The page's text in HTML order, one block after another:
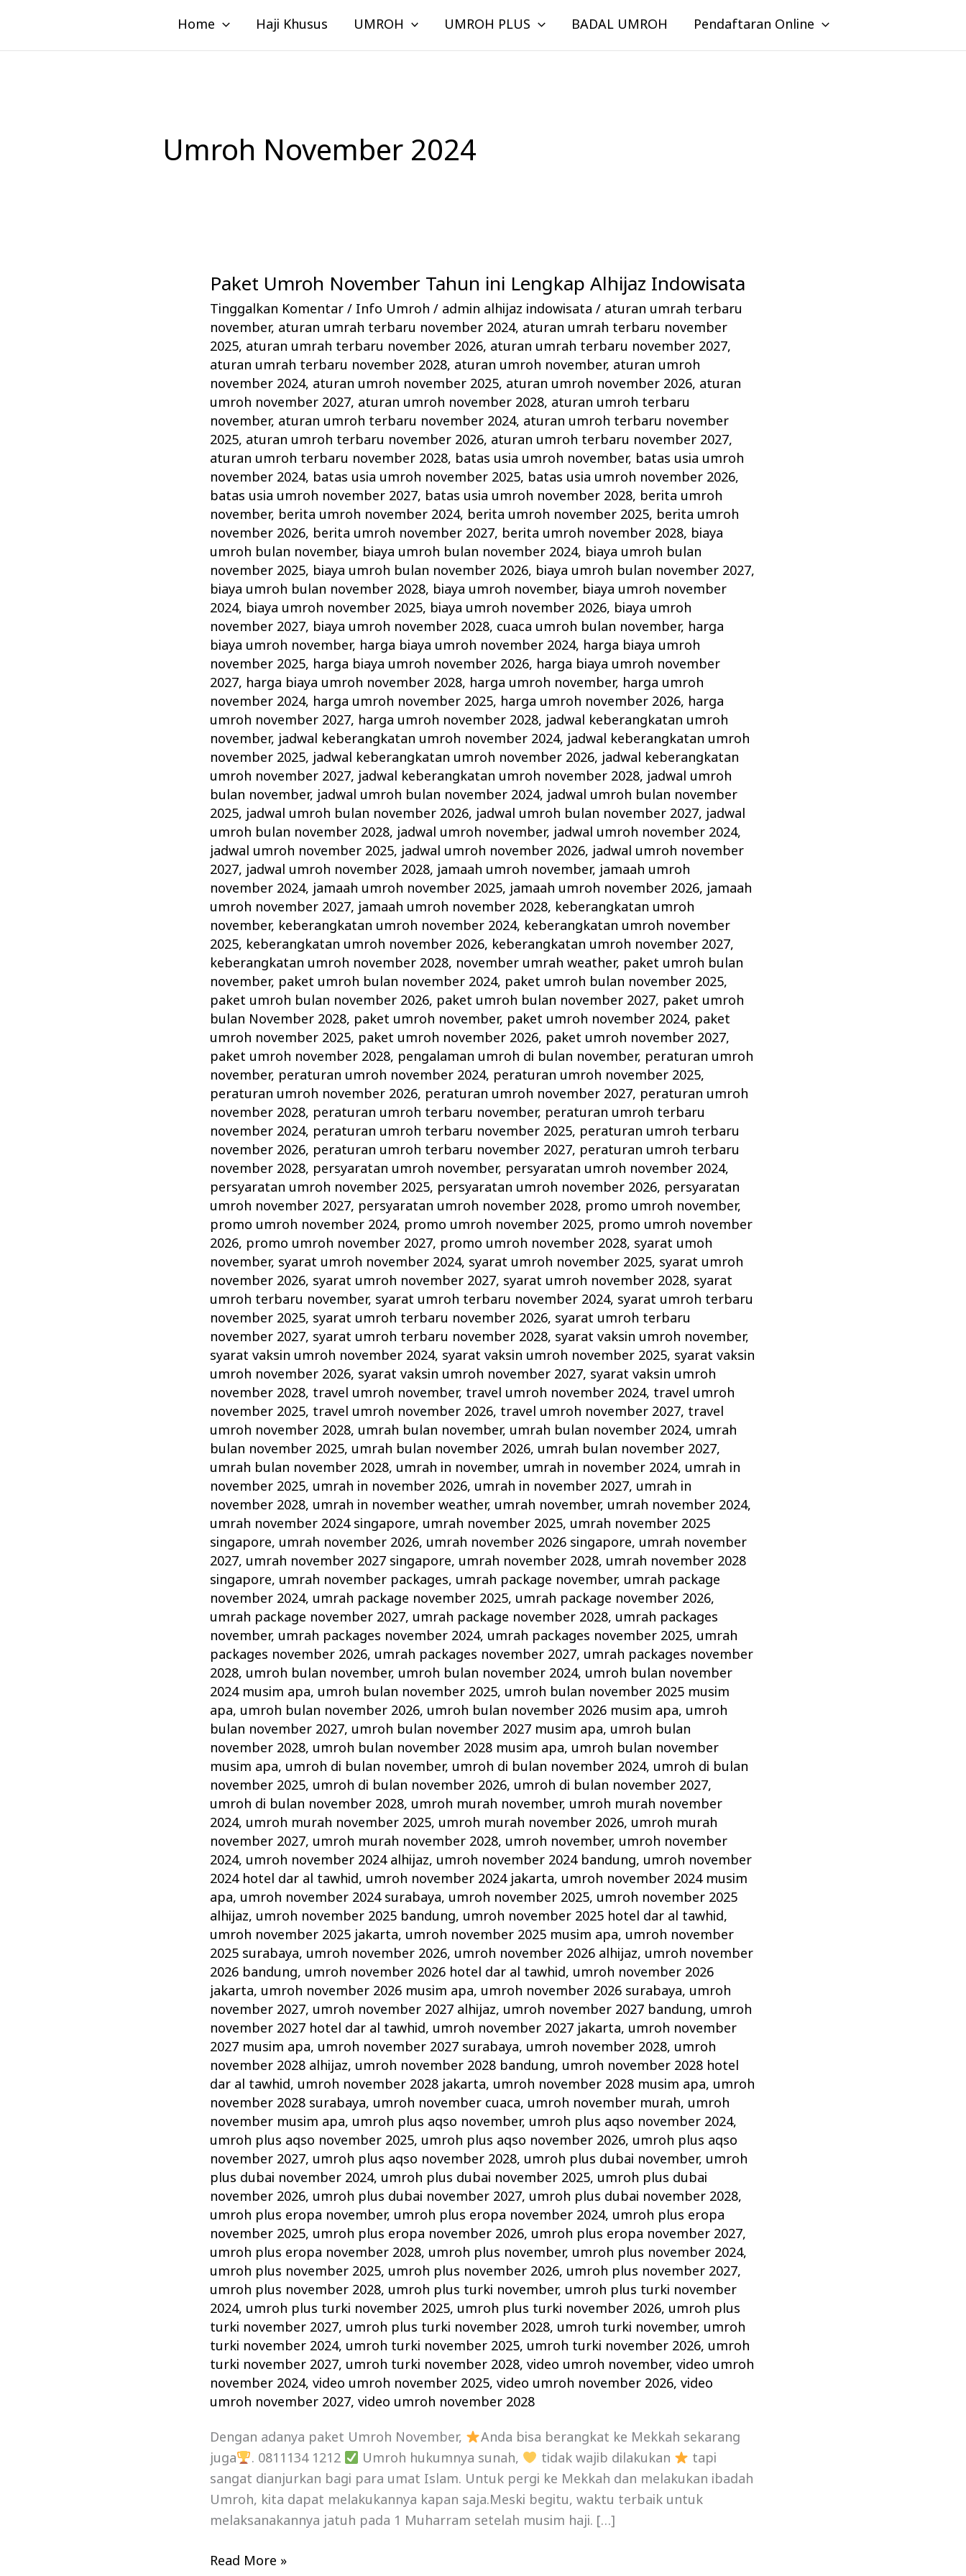
konten
Home Haji Khusus UMROH UMROH PLUS BADAL UMROH Pendaftaran Online
Umroh November 2024
Paket Umroh November Tahun ini Lengkap Alhijaz Indowisata
Tinggalkan Komentar / Info Umroh / admin alhijaz indowisata/ aturan umrah terbaru
november, aturan umrah terbaru november 2024, aturan umrah terbaru november
2025, aturan umrah terbaru november 2026, aturan umrah terbaru november 2027,
aturan umrah terbaru november 2028, aturan umroh november, aturan umroh
november 2024, aturan umroh november 2025, aturan umroh november 2026, aturan
umroh november 2027, aturan umroh november 2028, aturan umroh terbaru
november, aturan umroh terbaru november 2024, aturan umroh terbaru november
2025, aturan umroh terbaru november 2026, aturan umroh terbaru november 2027,
aturan umroh terbaru november 2028, batas usia umroh november, batas usia umroh
november 2024, batas usia umroh november 2025, batas usia umroh november 2026,
batas usia umroh november 2027, batas usia umroh november 2028, berita umroh
november, berita umroh november 2024, berita umroh november 2025, berita umroh
november 2026, berita umroh november 2027, berita umroh november 2028, biaya
umroh bulan november, biaya umroh bulan november 2024, biaya umroh bulan
november 2025, biaya umroh bulan november 2026, biaya umroh bulan november 2027,
biaya umroh bulan november 2028, biaya umroh november, biaya umroh november
2024, biaya umroh november 2025, biaya umroh november 2026, biaya umroh
november 2027, biaya umroh november 2028, cuaca umroh bulan november, harga
biaya umroh november, harga biaya umroh november 2024, harga biaya umroh
november 2025, harga biaya umroh november 2026, harga biaya umroh november
2027, harga biaya umroh november 2028, harga umroh november, harga umroh
november 2024, harga umroh november 2025, harga umroh november 2026, harga
umroh november 2027, harga umroh november 2028, jadwal keberangkatan umroh
november, jadwal keberangkatan umroh november 2024, jadwal keberangkatan umroh
november 2025, jadwal keberangkatan umroh november 2026, jadwal keberangkatan
umroh november 2027, jadwal keberangkatan umroh november 2028, jadwal umroh
bulan november, jadwal umroh bulan november 2024, jadwal umroh bulan november
2025, jadwal umroh bulan november 2026, jadwal umroh bulan november 2027, jadwal
umroh bulan november 2028, jadwal umroh november, jadwal umroh november 2024,
jadwal umroh november 2025, jadwal umroh november 2026, jadwal umroh november
2027, jadwal umroh november 2028, jamaah umroh november, jamaah umroh
november 2024, jamaah umroh november 2025, jamaah umroh november 2026, jamaah
umroh november 2027, jamaah umroh november 2028, keberangkatan umroh
november, keberangkatan umroh november 2024, keberangkatan umroh november
2025, keberangkatan umroh november 2026, keberangkatan umroh november 2027,
keberangkatan umroh november 2028, november umrah weather, paket umroh bulan
november, paket umroh bulan november 2024, paket umroh bulan november 2025,
paket umroh bulan november 2026, paket umroh bulan november 2027, paket umroh
bulan November 2028, paket umroh november, paket umroh november 2024, paket
umroh november 2025, paket umroh november 2026, paket umroh november 2027,
paket umroh november 2028, pengalaman umroh di bulan november, peraturan umroh
november, peraturan umroh november 2024, peraturan umroh november 2025,
peraturan umroh november 2026, peraturan umroh november 2027, peraturan umroh
november 2028, peraturan umroh terbaru november, peraturan umroh terbaru
november 2024, peraturan umroh terbaru november 2025, peraturan umroh terbaru
november 2026, peraturan umroh terbaru november 2027, peraturan umroh terbaru
november 2028, persyaratan umroh november, persyaratan umroh november 2024,
persyaratan umroh november 2025, persyaratan umroh november 2026, persyaratan
umroh november 2027, persyaratan umroh november 2028, promo umroh november,
promo umroh november 2024, promo umroh november 2025, promo umroh november
2026, promo umroh november 2027, promo umroh november 2028, syarat umoh
november, syarat umroh november 2024, syarat umroh november 2025, syarat umroh
november 2026, syarat umroh november 2027, syarat umroh november 2028, syarat
umroh terbaru november, syarat umroh terbaru november 2024, syarat umroh terbaru
november 2025, syarat umroh terbaru november 2026, syarat umroh terbaru
november 2027, syarat umroh terbaru november 2028, syarat vaksin umroh november,
syarat vaksin umroh november 2024, syarat vaksin umroh november 2025, syarat vaksin
umroh november 2026, syarat vaksin umroh november 2027, syarat vaksin umroh
november 2028, travel umroh november, travel umroh november 2024, travel umroh
november 2025, travel umroh november 2026, travel umroh november 2027, travel
umroh november 2028, umrah bulan november, umrah bulan november 2024, umrah
bulan november 2025, umrah bulan november 2026, umrah bulan november 2027,
umrah bulan november 2028, umrah in november, umrah in november 2024, umrah in
november 2025, umrah in november 2026, umrah in november 2027, umrah in
november 2028, umrah in november weather, umrah november, umrah november 2024,
umrah november 2024 singapore, umrah november 2025, umrah november 2025
singapore, umrah november 2026, umrah november 2026 singapore, umrah november
2027, umrah november 2027 singapore, umrah november 2028, umrah november 2028
singapore, umrah november packages, umrah package november, umrah package
november 2024, umrah package november 2025, umrah package november 2026,
umrah package november 2027, umrah package november 2028, umrah packages
november, umrah packages november 2024, umrah packages november 2025, umrah
packages november 2026, umrah packages november 2027, umrah packages november
2028, umroh bulan november, umroh bulan november 2024, umroh bulan november
2024 musim apa, umroh bulan november 2025, umroh bulan november 2025 musim
apa, umroh bulan november 2026, umroh bulan november 2026 musim apa, umroh
bulan november 2027, umroh bulan november 2027 musim apa, umroh bulan
november 2028, umroh bulan november 2028 musim apa, umroh bulan november
musim apa, umroh di bulan november, umroh di bulan november 2024, umroh di bulan
november 2025, umroh di bulan november 2026, umroh di bulan november 2027,
umroh di bulan november 2028, umroh murah november, umroh murah november
2024, umroh murah november 2025, umroh murah november 2026, umroh murah
november 2027, umroh murah november 2028, umroh november, umroh november
2024, umroh november 2024 alhijaz, umroh november 2024 bandung, umroh november
2024 hotel dar al tawhid, umroh november 2024 jakarta, umroh november 2024 musim
apa, umroh november 2024 surabaya, umroh november 2025, umroh november 2025
alhijaz, umroh november 2025 bandung, umroh november 2025 hotel dar al tawhid,
umroh november 2025 jakarta, umroh november 2025 musim apa, umroh november
2025 surabaya, umroh november 2026, umroh november 2026 alhijaz, umroh november
2026 bandung, umroh november 2026 hotel dar al tawhid, umroh november 2026
jakarta, umroh november 2026 musim apa, umroh november 2026 surabaya, umroh
november 2027, umroh november 2027 alhijaz, umroh november 2027 bandung, umroh
november 2027 hotel dar al tawhid, umroh november 2027 jakarta, umroh november
2027 musim apa, umroh november 2027 surabaya, umroh november 2028, umroh
november 2028 alhijaz, umroh november 2028 bandung, umroh november 2028 hotel
dar al tawhid, umroh november 2028 jakarta, umroh november 2028 musim apa, umroh
november 2028 surabaya, umroh november cuaca, umroh november murah, umroh
november musim apa, umroh plus aqso november, umroh plus aqso november 2024,
umroh plus aqso november 2025, umroh plus aqso november 2026, umroh plus aqso
november 2027, umroh plus aqso november 2028, umroh plus dubai november, umroh
plus dubai november 2024, umroh plus dubai november 2025, umroh plus dubai
november 2026, umroh plus dubai november 2027, umroh plus dubai november 2028,
umroh plus eropa november, umroh plus eropa november 2024, umroh plus eropa
november 2025, umroh plus eropa november 2026, umroh plus eropa november 2027,
umroh plus eropa november 2028, umroh plus november, umroh plus november 2024,
umroh plus november 2025, umroh plus november 2026, umroh plus november 2027,
umroh plus november 2028, umroh plus turki november, umroh plus turki november
2024, umroh plus turki november 2025, umroh plus turki november 2026, umroh plus
turki november 2027, umroh plus turki november 2028, umroh turki november, umroh
turki november 2024, umroh turki november 2025, umroh turki november 2026, umroh
turki november 2027, umroh turki november 2028,video umroh november,video umroh
november 2024,video umroh november 2025,video umroh november 2026,video
umroh november 2027,video umroh november 2028
Dengan adanya paket Umroh November,
Anda bisa berangkat ke Mekkah sekarang
juga
. 0811134 1212 Umroh hukumnya sunah, tidak wajib dilakukan
tapi
sangat dianjurkan bagi para umat Islam. Untuk pergi ke Mekkah dan melakukan ibadah
Umroh, kita dapat melakukannya kapan saja.Meski begitu, waktu terbaik untuk
melaksanakannya jatuh pada 1 Muharram setelah musim haji. […]
Paket
Umroh
November
Tahun
ini
Lengkap
Alhijaz
Indowisata
Read More »